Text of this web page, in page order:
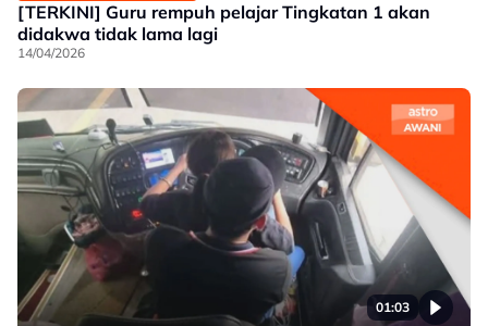
[TERKINI] Guru rempuh pelajar Tingkatan 1 akan
didakwa tidak lama lagi
14/04/2026
01:03